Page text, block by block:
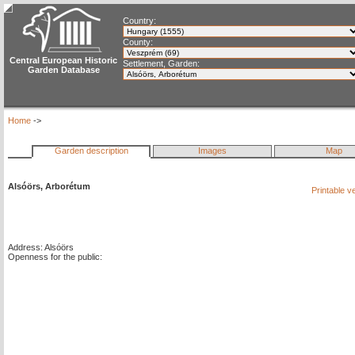
Central European Historic
Garden Database
Country:
County:
Settlement, Garden:
Home ->
Garden description Images Map
Alsóörs, Arborétum Printable
Address: Alsóörs
Openness for the public: